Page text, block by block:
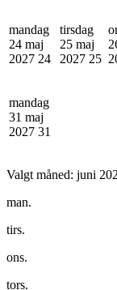
mandag
24 maj
2027 24
tirsdag
25 maj
2027 25
mandag
31 maj
2027 31
Valgt måned: juni
man.
tirs.
ons.
tors.